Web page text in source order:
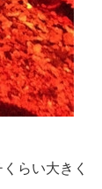
らい大きく